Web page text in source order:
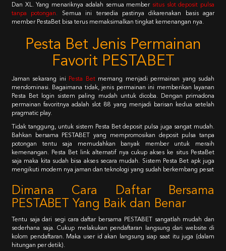
Dan XL. Yang menariknya adalah semua member situs slot deposit pulsa
tanpa potongan.
Semua ini tersedia pastinya dikarenakan basis agar
member PestaBet bisa terus memaksimalkan tingkat kemenangan nya.
Pesta Bet Jenis Permainan
Favorit PESTABET
Jaman sekarang ini Pesta Bet memang menjadi permainan yang sudah
mendominasi. Bagaimana tidak, jenis permainan ini memberikan layanan
Pesta Bet login sistem paling mudah untuk dicoba. Dengan primadona
permainan favoritnya adalah slot 88 yang menjadi barisan kedua setelah
pragmatic play.
Tidak tanggung, untuk sistem Pesta Bet deposit pulsa juga sangat mudah.
Bahkan bersama PESTABET yang mempromosikan deposit pulsa tanpa
potongan tentu saja memudahkan banyak member untuk meraih
kemenangan. Pesta Bet link alternatif nya cukup akses ke situs PestaBet
saja maka kita sudah bisa akses secara mudah. Sistem Pesta Bet apk juga
mengikuti modern nya jaman dan teknologi yang sudah berkembang pesat
Dimana Cara Daftar Bersama
PESTABET Yang Baik dan Benar
Tentu saja dari segi cara daftar bersama PESTABET sangatlah mudah dan
sederhana saja. Cukup melakukan pendaftaran langsung dari website di
kolom pendaftaran. Maka user id akan langsung siap saat itu juga (dalam
hitungan per detik).